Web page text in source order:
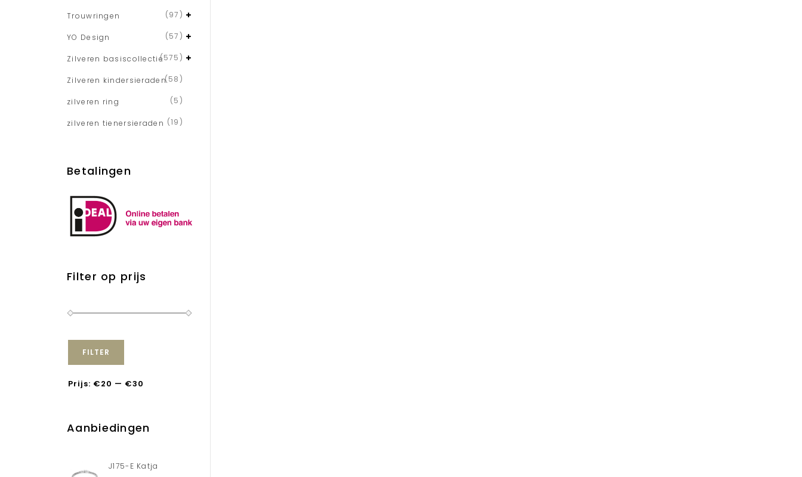
Trouwringen (97)
YO Design (57)
Zilveren basiscollectie(575)
Zilveren kindersieraden(58)
zilveren ring (5)
zilveren tienersieraden (19)
Betalingen
Filter op prijs
FILTER
Prijs: €20 — €30
Aanbiedingen
J175-E Katja